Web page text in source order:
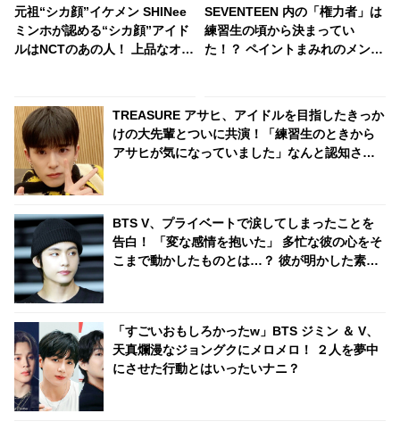
元祖“シカ顔”イケメン SHINee
ミンホが認める“シカ顔”アイド
ルはNCTのあの人！ 上品なオー
SEVENTEEN 内の「権力者」は
練習生の頃から決まってい
た！？ ペイントまみれのメンバ
TREASURE アサヒ、アイドルを目指したきっか
けの大先輩とついに共演！「練習生のときから
アサヒが気になっていました」なんと認知され
BTS V、プライベートで涙してしまったことを
告白！ 「変な感情を抱いた」 多忙な彼の心をそ
こまで動かしたものとは…？ 彼が明かした素直
「すごいおもしろかったw」BTS ジミン ＆ V、
天真爛漫なジョングクにメロメロ！ ２人を夢中
にさせた行動とはいったいナニ？